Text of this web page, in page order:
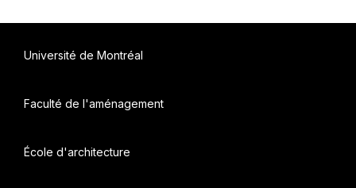
Université de Montréal
Faculté de l'aménagement
École d'architecture